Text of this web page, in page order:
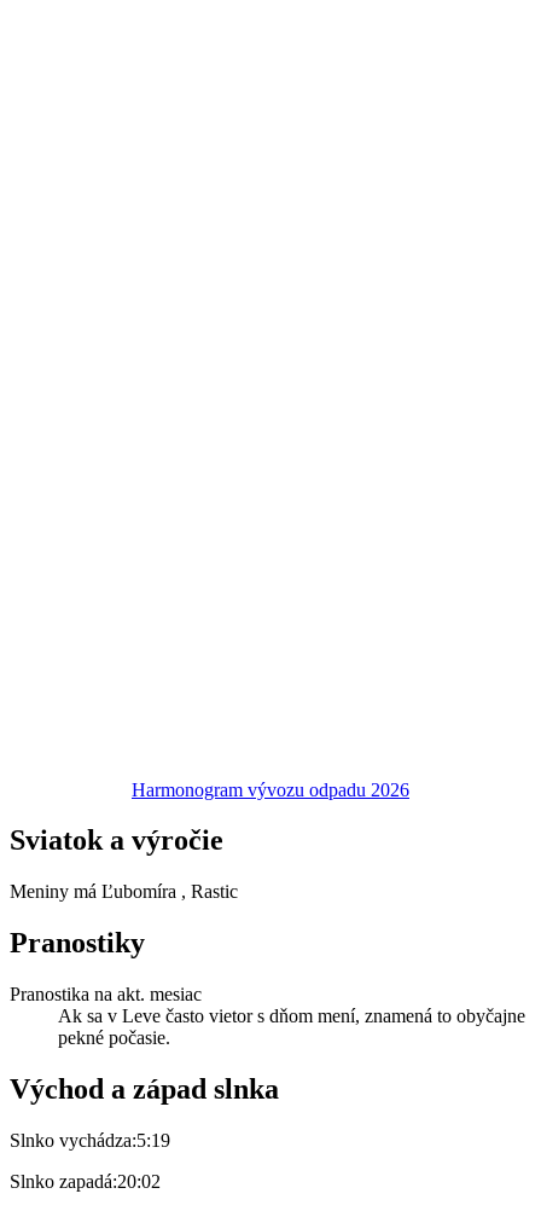
Harmonogram vývozu odpadu 2026
Sviatok a výročie
Meniny má Ľubomíra , Rastic
Pranostiky
Pranostika na akt. mesiac
Ak sa v Leve často vietor s dňom mení, znamená to obyčajne
pekné počasie.
Východ a západ slnka
Slnko vychádza:5:19
Slnko zapadá:20:02